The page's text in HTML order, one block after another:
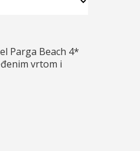
Parga Beach 4*
vrtom i